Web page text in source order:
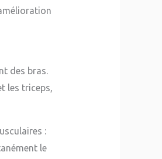
des bras.
les triceps,
:
le